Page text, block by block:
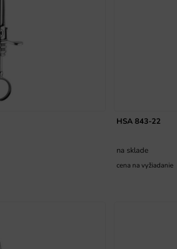
HSA 843-22
na sklade
cena na vyžiadanie